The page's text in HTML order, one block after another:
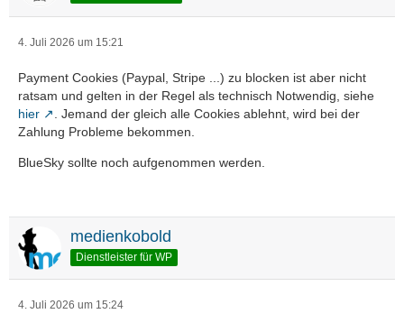
4. Juli 2026 um 15:21
Payment Cookies (Paypal, Stripe ...) zu blocken ist aber nicht
ratsam und gelten in der Regel als technisch Notwendig, siehe
hier
. Jemand der gleich alle Cookies ablehnt, wird bei der
Zahlung Probleme bekommen.
BlueSky sollte noch aufgenommen werden.
medienkobold
Dienstleister für WP
4. Juli 2026 um 15:24